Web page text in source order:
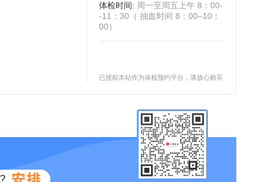
体检时间: 周一至周五上午 8：00-
-11：30（ 抽血时间 8：00–10：
00）
已授权本站作为体检预约平台，请放心购买